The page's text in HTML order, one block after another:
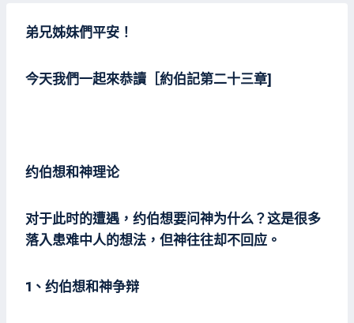
弟兄姊妹們平安！
今天我們一起來恭讀［約伯記第二十三章]
约伯想和神理论
对于此时的遭遇，约伯想要问神为什么？这是很多
落入患难中人的想法，但神往往却不回应。
1、约伯想和神争辩